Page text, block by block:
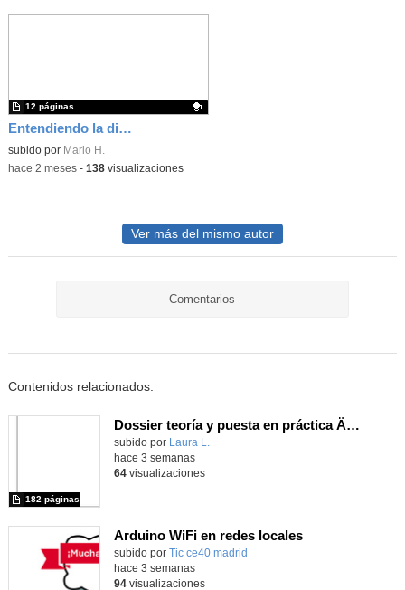
Entendiendo la dislexia · Manual para padres y madres (V.2.0)
Contenido educativo.
subido por Mario H.
12 páginas
-hace 2 meses- 138visualizaciones
Ver más del mismo autor
Comentarios
Contenidos relacionados:
Dossier teoría y puesta en práctica Äprendizaje Basado en Juegos en Educación Infantil y Primaria
Contenido educativo.
subido por Laura L.
182 páginas
hace 3 semanas
64visualizaciones
Arduino WiFi en redes locales
Contenido educativo.
subido por Tic ce40 madrid
hace 3 semanas
94visualizaciones